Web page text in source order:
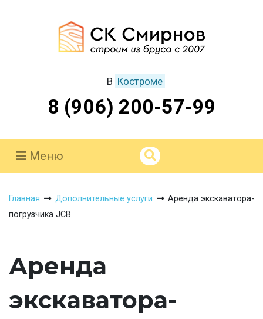
В Костроме
8 (906) 200-57-99
Меню
Главная Дополнительные услуги
Аренда экскаватора-
погрузчика JCB
Аренда
экскаватора-